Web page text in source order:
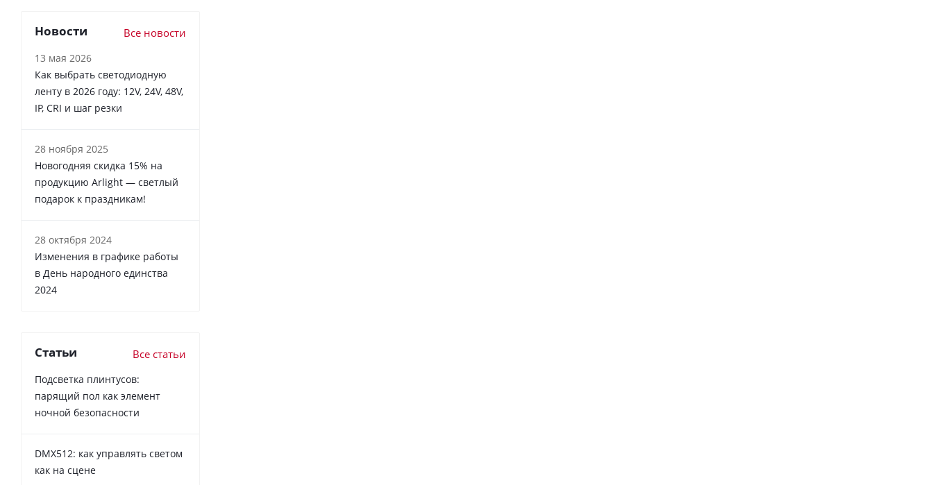
Новости Все новости
13 мая 2026
Как выбрать светодиодную
ленту в 2026 году: 12V, 24V, 48V,
IP, CRI и шаг резки
28 ноября 2025
Новогодняя скидка 15% на
продукцию Arlight — светлый
подарок к праздникам!
28 октября 2024
Изменения в графике работы
в День народного единства
2024
Статьи Все статьи
Подсветка плинтусов:
парящий пол как элемент
ночной безопасности
DMX512: как управлять светом
как на сцене